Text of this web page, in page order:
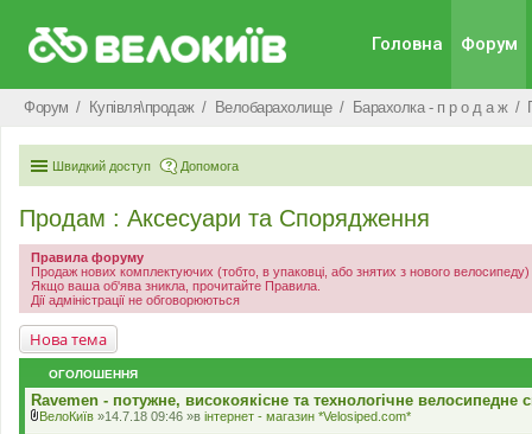
Головна Форум
Форум Купівля\продаж Велобарахолище Барахолка - п р о д а ж
Швидкий доступ Допомога
Продам : Аксесуари та Спорядження
Правила форуму
Продаж нових комплектуючих (тобто, в упаковці, або знятих з нового
Якщо ваша об'ява зникла, прочитайте Правила.
Дії адміністрації не обговорюються
Нова тема
ОГОЛОШЕННЯ
Ravemen - потужне, високоякісне та технологічне велосипедне
ВелоКиїв »14.7.18 09:46 »в iнтернет - магазин *Velosiped.com*